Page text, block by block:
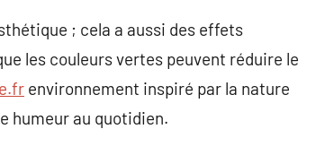
; cela a aussi des effets
les couleurs vertes peuvent réduire le
environnement inspiré par la nature
humeur au quotidien.